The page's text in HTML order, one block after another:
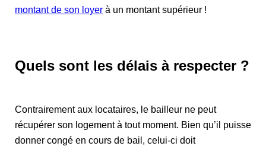
montant de son loyer à un montant supérieur !
Quels sont les délais à respecter ?
Contrairement aux locataires, le bailleur ne peut
récupérer son logement à tout moment. Bien qu’il puisse
donner congé en cours de bail, celui-ci doit